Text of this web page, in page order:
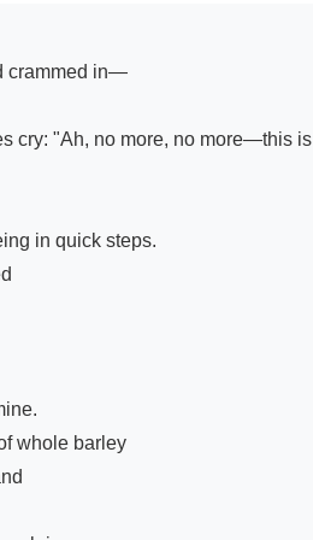
cry: "Ah, no more, no more—this is
in quick steps.
whole barley